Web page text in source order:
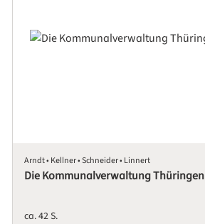
Arndt • Kellner • Schneider • Linnert
Die Kommunalverwaltung Thüringen
ca. 42 S.